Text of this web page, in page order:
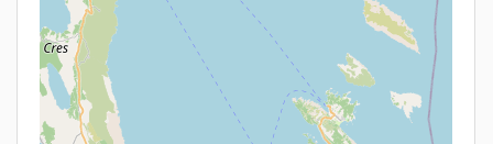
ist windgeschützt und sehr Sonnenreich.